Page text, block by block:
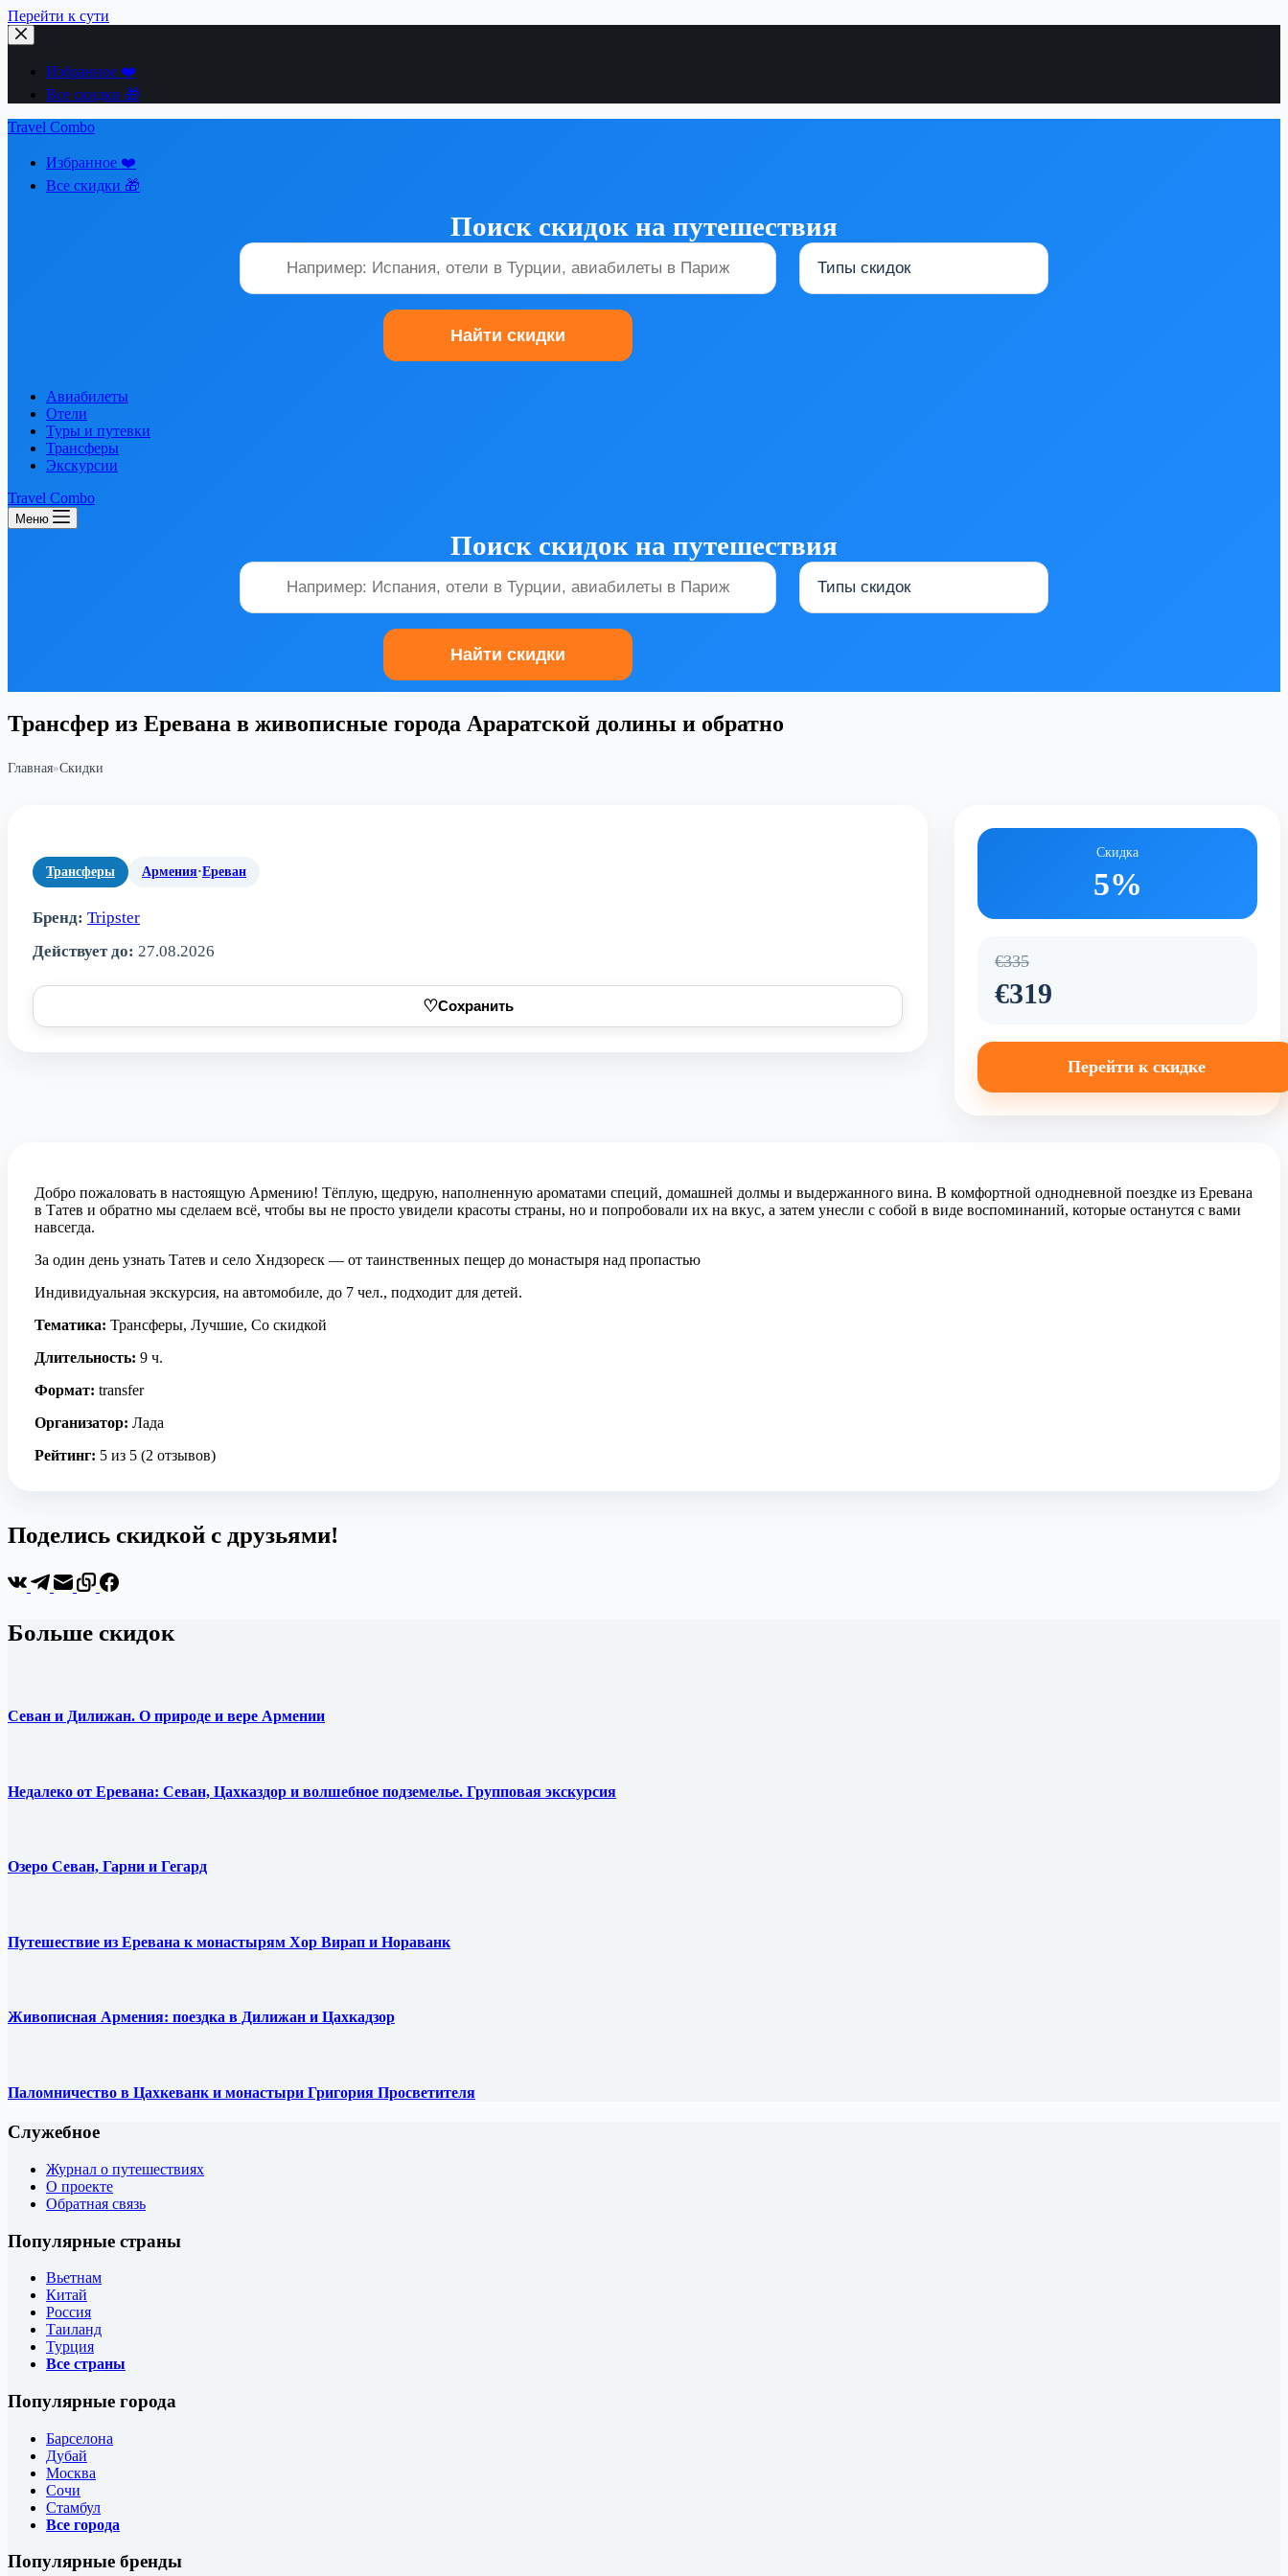
Перейти к сути
Избранное ❤️
Все скидки 🎁
Travel Combo
Избранное ❤️
Все скидки 🎁
Поиск скидок на путешествия
Авиабилеты
Отели
Туры и путевки
Трансферы
Экскурсии
Travel Combo
Меню
Поиск скидок на путешествия
Трансфер из Еревана в живописные города Араратской долины и обратно
Главная»Скидки
Трансферы Армения·Ереван
Бренд: Tripster
Действует до: 27.08.2026
♡Сохранить
Скидка
5%
€335
€319
Перейти к скидке
Добро пожаловать в настоящую Армению! Тёплую, щедрую, наполненную ароматами специй, домашней долмы и выдержанного вина. В комфортной однодневной поездке из Еревана
в Татев и обратно мы сделаем всё, чтобы вы не просто увидели красоты страны, но и попробовали их на вкус, а затем унесли с собой в виде воспоминаний, которые останутся с вами
навсегда.
За один день узнать Татев и село Хндзореск — от таинственных пещер до монастыря над пропастью
Индивидуальная экскурсия, на автомобиле, до 7 чел., подходит для детей.
Тематика: Трансферы, Лучшие, Со скидкой
Длительность: 9 ч.
Формат: transfer
Организатор: Лада
Рейтинг: 5 из 5 (2 отзывов)
Поделись скидкой с друзьями!
Больше скидок
Севан и Дилижан. О природе и вере Армении
Недалеко от Еревана: Севан, Цахказдор и волшебное подземелье. Групповая экскурсия
Озеро Севан, Гарни и Гегард
Путешествие из Еревана к монастырям Хор Вирап и Нораванк
Живописная Армения: поездка в Дилижан и Цахкадзор
Паломничество в Цахкеванк и монастыри Григория Просветителя
Служебное
Журнал о путешествиях
О проекте
Обратная связь
Популярные страны
Вьетнам
Китай
Россия
Таиланд
Турция
Все страны
Популярные города
Барселона
Дубай
Москва
Сочи
Стамбул
Все города
Популярные бренды